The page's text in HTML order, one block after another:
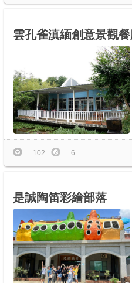
雲孔雀滇緬創意景觀
102 6
是誠陶笛彩繪部落